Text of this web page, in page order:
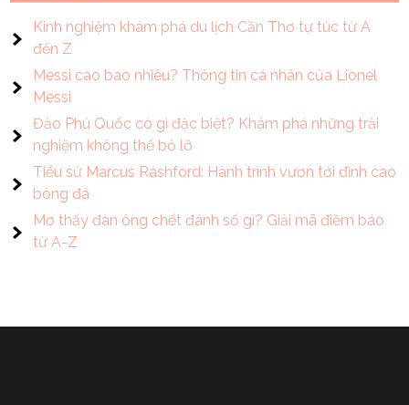
Kinh nghiệm khám phá du lịch Cần Thơ tự túc từ A
đến Z
Messi cao bao nhiêu? Thông tin cá nhân của Lionel
Messi
Đảo Phú Quốc có gì đặc biệt? Khám phá những trải
nghiệm không thể bỏ lỡ
Tiểu sử Marcus Rashford: Hành trình vươn tới đỉnh cao
bóng đá
Mơ thấy đàn ông chết đánh số gì? Giải mã điềm báo
từ A-Z